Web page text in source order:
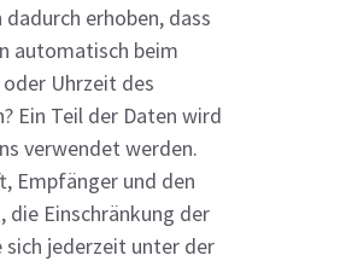
erhoben, dass
automatisch beim
Uhrzeit des
Ein Teil der Daten wird
verwendet werden.
Empfänger und den
die Einschränkung der
sich jederzeit unter der